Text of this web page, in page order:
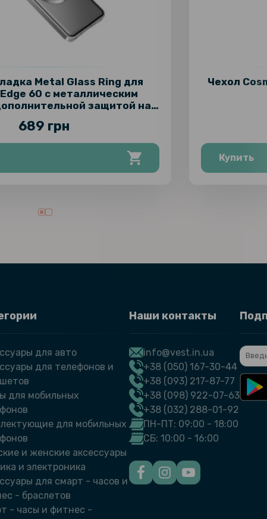
Metal Glass Ring для
60 с металлическим
защитой на
689 грн
Чехол
Купить
для авто
для телефонов и
для мобильных
для мобильных
и женские аксессуары
и электроника
для смарт - часов и
- браслетов
- часы и фитнес -
Наши контакты
info@vest.in.ua
+38 (050) 167-30-44
+38 (093) 217-87-77
+38 (098) 922-07-63
+38 (032) 288-01-92
ПН-ПТ: 09:00 - 18:00
СБ: 10:00 - 16:00